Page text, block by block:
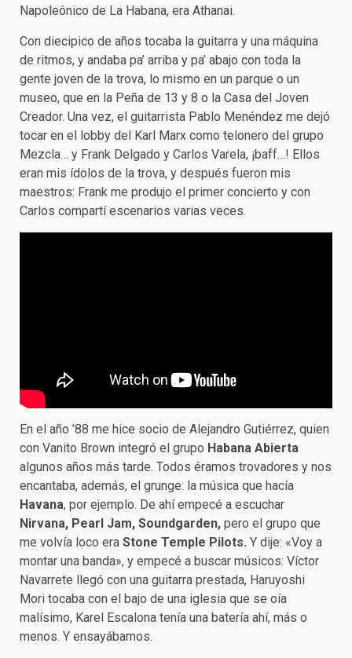
Napoleónico de La Habana, era Athanai.
Con diecipico de años tocaba la guitarra y una máquina
de ritmos, y andaba pa’ arriba y pa’ abajo con toda la
gente joven de la trova, lo mismo en un parque o un
museo, que en la Peña de 13 y 8 o la Casa del Joven
Creador. Una vez, el guitarrista Pablo Menéndez me dejó
tocar en el lobby del Karl Marx como telonero del grupo
Mezcla… y Frank Delgado y Carlos Varela, ¡baff…! Ellos
eran mis ídolos de la trova, y después fueron mis
maestros: Frank me produjo el primer concierto y con
Carlos compartí escenarios varias veces.
En el año ’88 me hice socio de Alejandro Gutiérrez, quien
con Vanito Brown integró el grupo Habana Abierta
algunos años más tarde. Todos éramos trovadores y nos
encantaba, además, el grunge: la música que hacía
Havana, por ejemplo. De ahí empecé a escuchar
Nirvana, Pearl Jam, Soundgarden, pero el grupo que
me volvía loco era Stone Temple Pilots. Y dije: «Voy a
montar una banda», y empecé a buscar músicos: Víctor
Navarrete llegó con una guitarra prestada, Haruyoshi
Mori tocaba con el bajo de una iglesia que se oía
malísimo, Karel Escalona tenía una batería ahí, más o
menos. Y ensayábamos.